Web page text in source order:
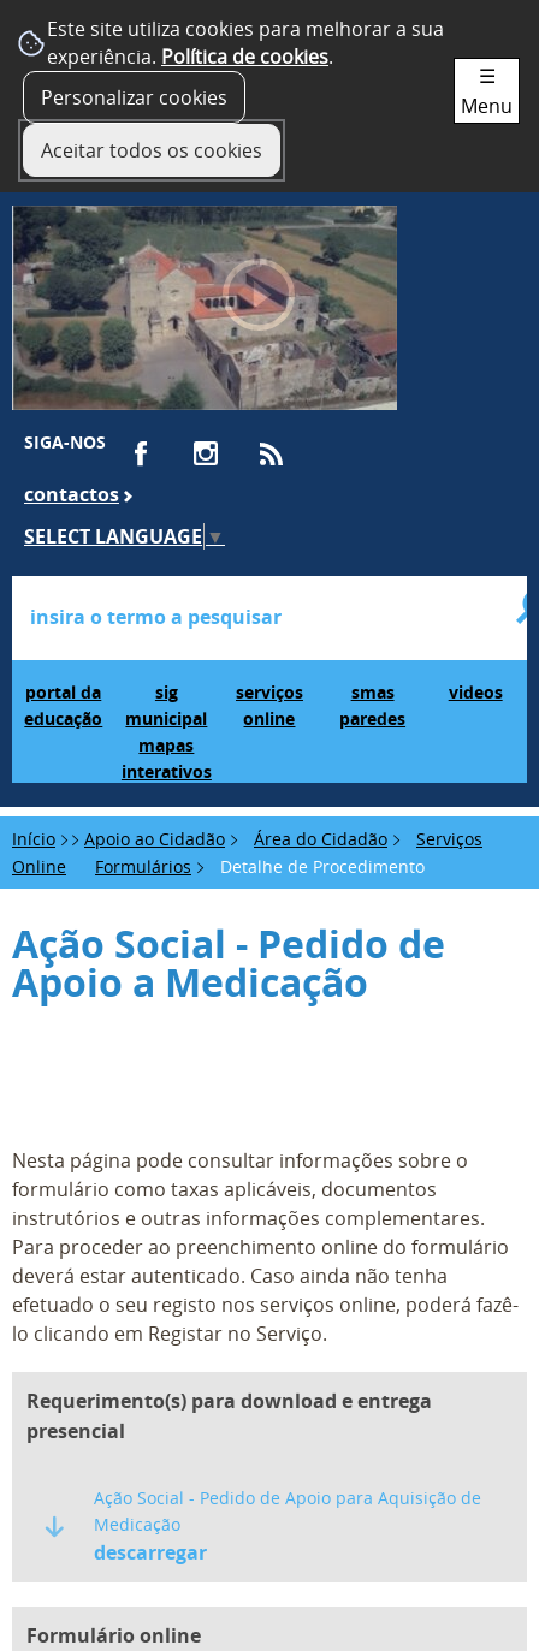
Este site utiliza cookies para melhorar a sua
experiência. Política de cookies.
Personalizar cookies
Aceitar todos os cookies
SIGA-NOS
contactos
SELECT LANGUAGE ▼
portal da
educação
sig
municipal
mapas
interativos
serviços
online
smas
paredes
videos
☰
Menu
Início Apoio ao Cidadão Área do Cidadão
Serviços
Online
Formulários Detalhe de Procedimento
Ação Social - Pedido de
Apoio a Medicação
Nesta página pode consultar informações sobre o
formulário como taxas aplicáveis, documentos
instrutórios e outras informações complementares.
Para proceder ao preenchimento online do formulário
deverá estar autenticado. Caso ainda não tenha
efetuado o seu registo nos serviços online, poderá fazê-
lo clicando em Registar no Serviço.
Requerimento(s) para download e entrega
presencial
Ação Social - Pedido de Apoio para Aquisição de
Medicação
descarregar
Formulário online